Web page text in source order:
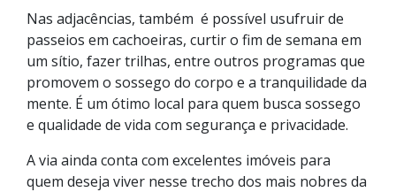
Nas adjacências, também é possível usufruir de
passeios em cachoeiras, curtir o fim de semana em
um sítio, fazer trilhas, entre outros programas que
promovem o sossego do corpo e a tranquilidade da
mente. É um ótimo local para quem busca sossego
e qualidade de vida com segurança e privacidade.
A via ainda conta com excelentes imóveis para
quem deseja viver nesse trecho dos mais nobres da